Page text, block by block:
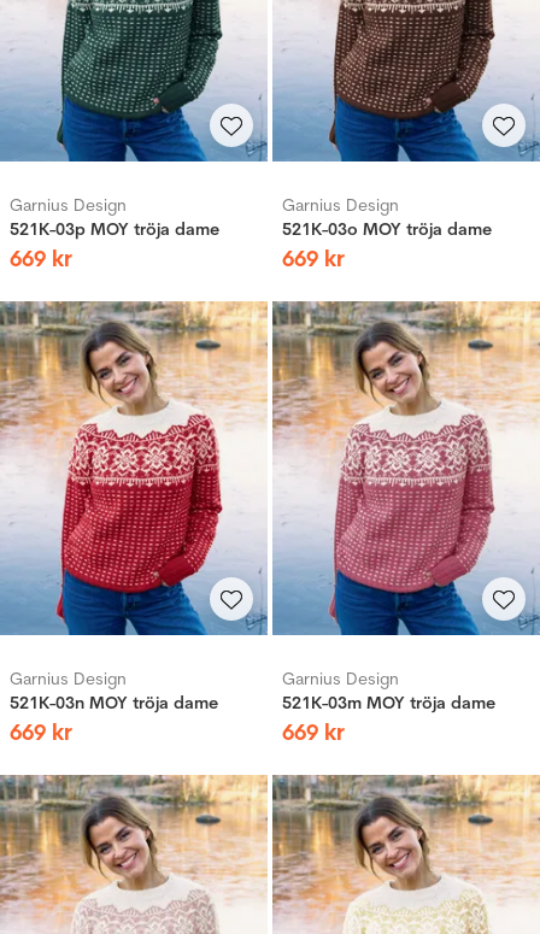
Garnius Design
521K-03p MOY tröja dame
669 kr
Garnius Design
521K-03o MOY tröja dame
669 kr
Garnius Design
521K-03n MOY tröja dame
669 kr
Garnius Design
521K-03m MOY tröja dame
669 kr